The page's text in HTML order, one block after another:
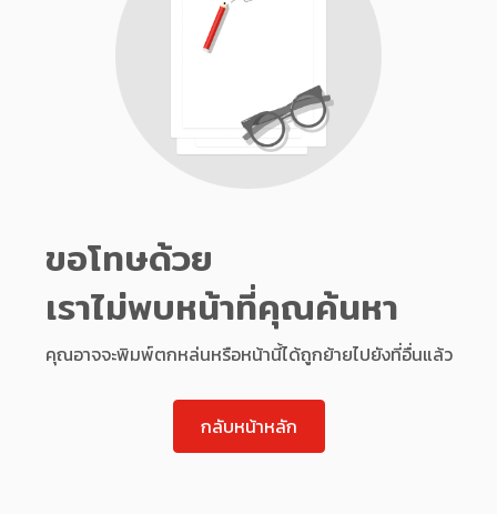
ขอโทษด้วย
เราไม่พบหน้าที่คุณค้นหา
คุณอาจจะพิมพ์ตกหล่นหรือหน้านี้ได้ถูกย้ายไปยังที่อื่นแล้ว
กลับหน้าหลัก